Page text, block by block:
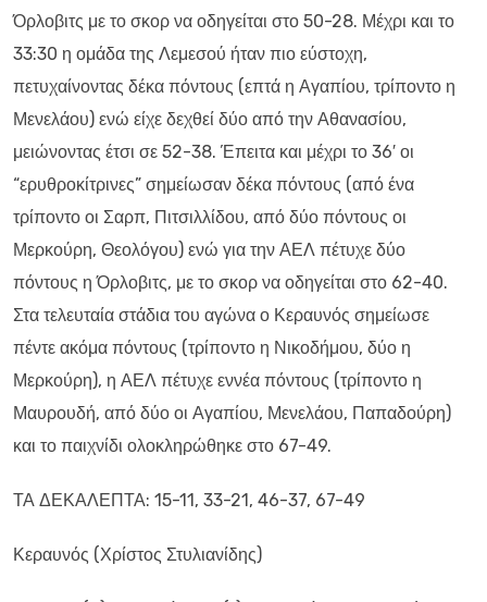
Όρλοβιτς με το σκορ να οδηγείται στο 50-28. Μέχρι και το
33:30 η ομάδα της Λεμεσού ήταν πιο εύστοχη,
πετυχαίνοντας δέκα πόντους (επτά η Αγαπίου, τρίποντο η
Μενελάου) ενώ είχε δεχθεί δύο από την Αθανασίου,
μειώνοντας έτσι σε 52-38. Έπειτα και μέχρι το 36′ οι
“ερυθροκίτρινες” σημείωσαν δέκα πόντους (από ένα
τρίποντο οι Σαρπ, Πιτσιλλίδου, από δύο πόντους οι
Μερκούρη, Θεολόγου) ενώ για την ΑΕΛ πέτυχε δύο
πόντους η Όρλοβιτς, με το σκορ να οδηγείται στο 62-40.
Στα τελευταία στάδια του αγώνα ο Κεραυνός σημείωσε
πέντε ακόμα πόντους (τρίποντο η Νικοδήμου, δύο η
Μερκούρη), η ΑΕΛ πέτυχε εννέα πόντους (τρίποντο η
Μαυρουδή, από δύο οι Αγαπίου, Μενελάου, Παπαδούρη)
και το παιχνίδι ολοκληρώθηκε στο 67-49.
ΤΑ ΔΕΚΑΛΕΠΤΑ: 15-11, 33-21, 46-37, 67-49
Κεραυνός (Χρίστος Στυλιανίδης)